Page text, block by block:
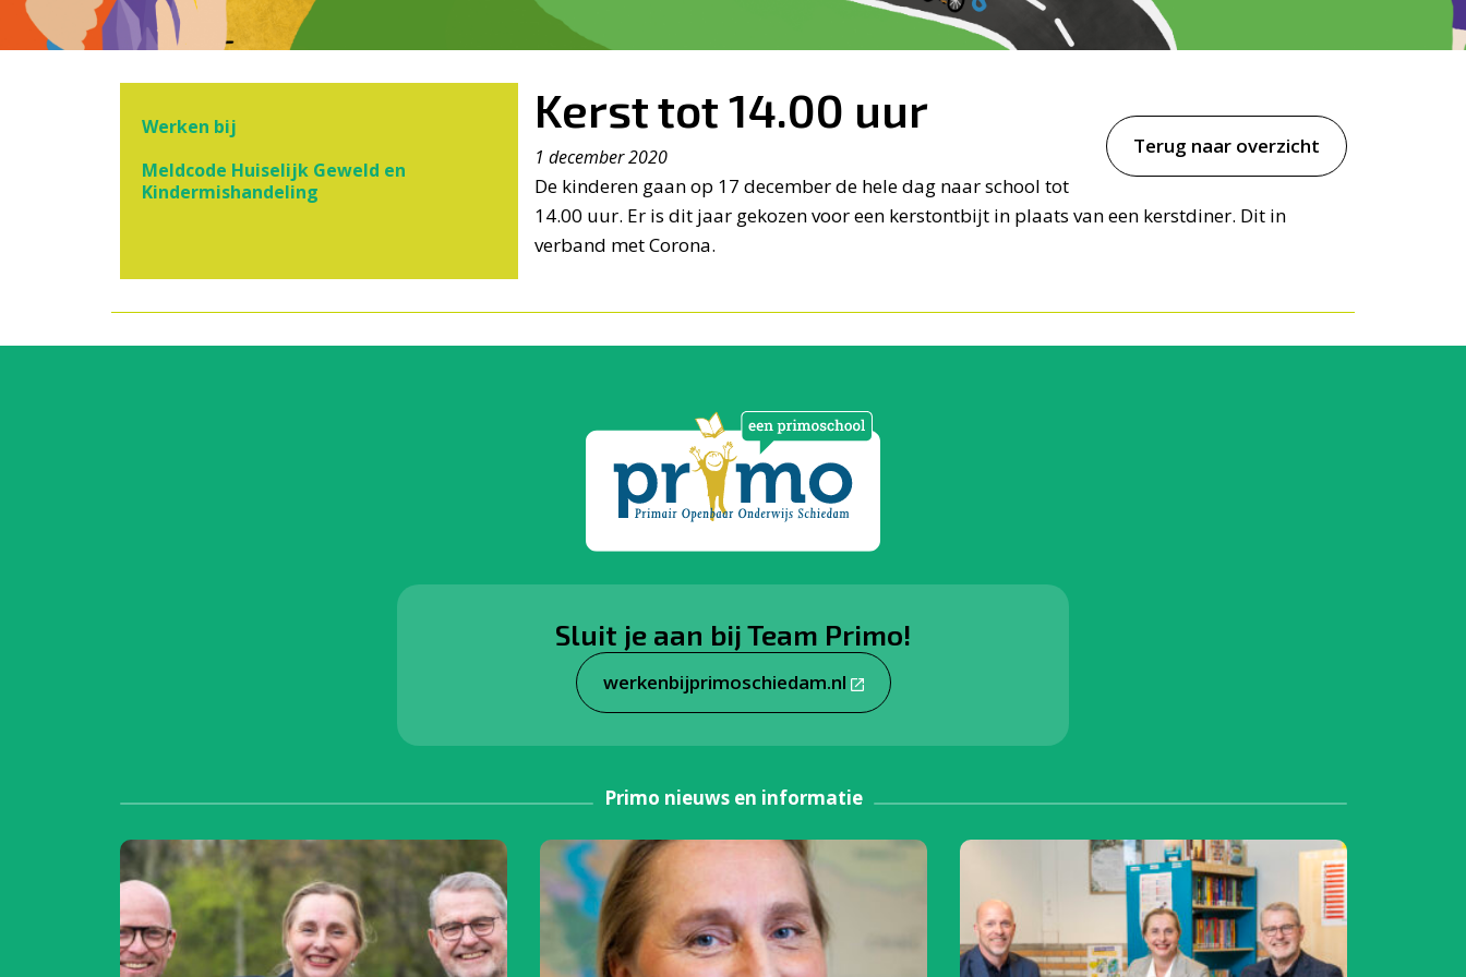
Werken bij
Meldcode Huiselijk Geweld en
Kindermishandeling
Terug naar overzicht
Kerst tot 14.00 uur
1 december 2020
De kinderen gaan op 17 december de hele dag naar school tot
14.00 uur. Er is dit jaar gekozen voor een kerstontbijt in plaats van een kerstdiner. Dit in
verband met Corona.
Sluit je aan bij Team Primo!
werkenbijprimoschiedam.nl
Primo nieuws en informatie